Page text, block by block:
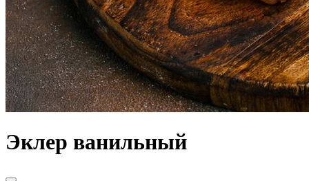
Эклер ванильный